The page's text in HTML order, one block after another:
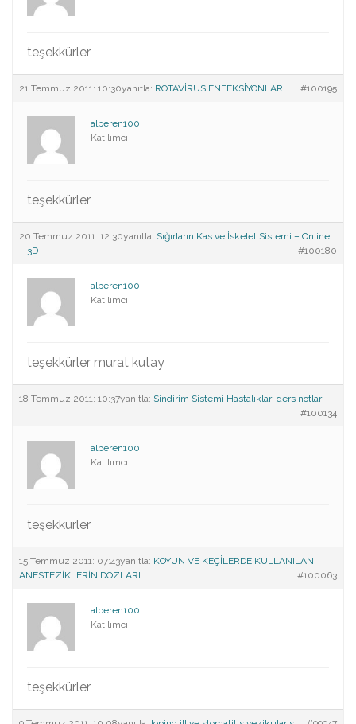
teşekkürler
21 Temmuz 2011: 10:30yanıtla: ROTAVİRUS ENFEKSİYONLARI #100195
alperen100
Katılımcı
teşekkürler
20 Temmuz 2011: 12:30yanıtla: Sığırların Kas ve İskelet Sistemi – Online
– 3D
#100180
alperen100
Katılımcı
teşekkürler murat kutay
18 Temmuz 2011: 10:37yanıtla: Sindirim Sistemi Hastalıkları ders notları
#100134
alperen100
Katılımcı
teşekkürler
15 Temmuz 2011: 07:43yanıtla: KOYUN VE KEÇİLERDE KULLANILAN
ANESTEZİKLERİN DOZLARI
#100063
alperen100
Katılımcı
teşekkürler